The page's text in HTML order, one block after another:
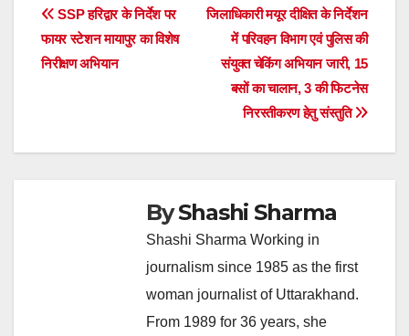
Post
navigation
जिलाधिकारी मयूर दीक्षित के निर्देशन
में परिवहन विभाग एवं पुलिस की
संयुक्त चेकिंग अभियान जारी, 15
बसों का चालान, 3 की फिटनेस
निरस्तीकरण हेतु संस्तुति
SSP हरिद्वार के निर्देश पर
फायर स्टेशन मायापुर का विशेष
निरीक्षण अभियान
ByShashi Sharma
Shashi Sharma Working in
journalism since 1985 as the first
woman journalist of Uttarakhand.
From 1989 for 36 years, she